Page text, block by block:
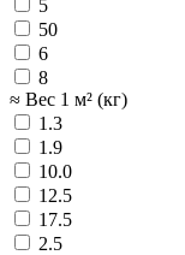
5
50
6
8
≈ Вес 1 м² (кг)
1.3
1.9
10.0
12.5
17.5
2.5